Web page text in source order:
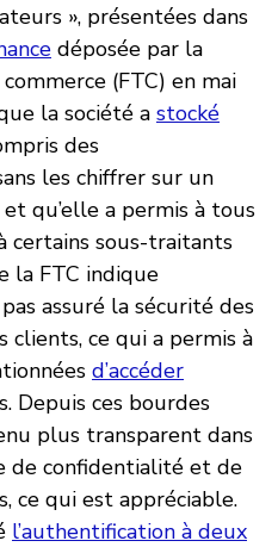
», présentées dans
déposée par la
(FTC) en mai
la société a stocké
des
les chiffrer sur un
qu’elle a permis à tous
certains sous-traitants
la FTC indique
assuré la sécurité des
clients, ce qui a permis à
d’accéder
Depuis ces bourdes
plus transparent dans
de confidentialité et de
ce qui est appréciable.
l’authentification à deux